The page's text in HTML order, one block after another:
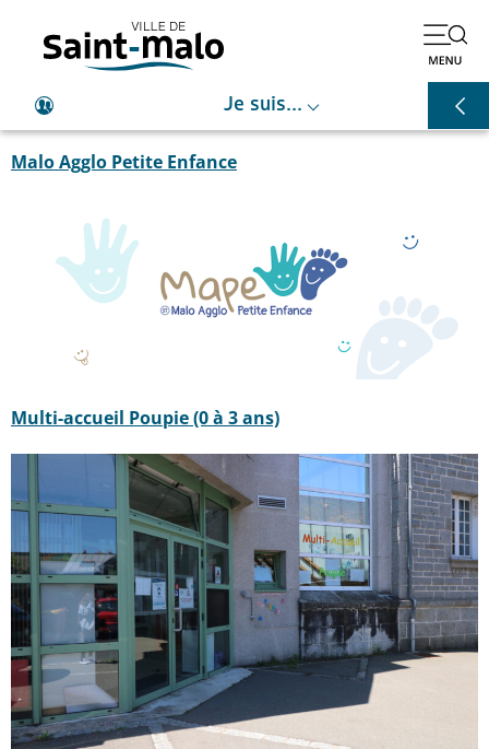
Je suis... ⌵
Malo Agglo Petite Enfance
Multi-accueil Poupie (0 à 3 ans)